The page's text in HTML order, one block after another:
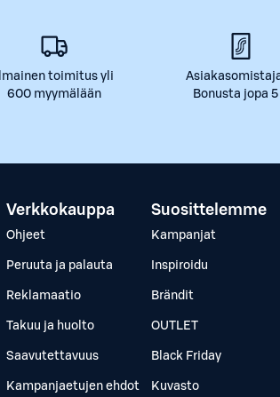
Ilmainen toimitus yli
600 myymälään
Bonusta jopa 5
Verkkokauppa
Ohjeet
Peruuta ja palauta
Reklamaatio
Takuu ja huolto
Saavutettavuus
Kampanjaetujen ehdot
Suosittelemme
Kampanjat
Inspiroidu
Brändit
OUTLET
Black Friday
Kuvasto